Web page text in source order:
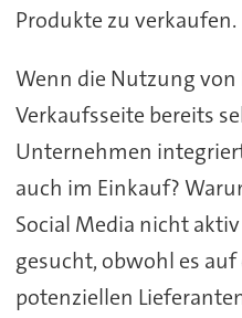
Produkte zu verkaufen.
Wenn die Nutzung von
Verkaufsseite bereits
Unternehmen
auch im Einkauf?
Social Media nicht
gesucht, obwohl es
potenziellen